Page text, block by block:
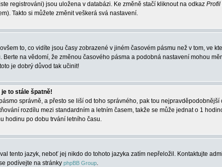
registrováni) jsou uložena v databázi. Ke změně stačí kliknout na odkaz Profil
Takto si můžete změnit veškerá svá nastavení.
to, co vidíte jsou časy zobrazené v jiném časovém pásmu než v tom, ve
Berte na vědomí, že změnou časového pásma a podobná nastavení mohou
je dobrý důvod tak učinit!
to stále špatně!
správně, a přesto se liší od toho správného, pak tou
rozdílu mezi standardním a letním časem, takže se může jednat o 1
hodinu po dobu trvání letního času.
tento jazyk, neboť jej nikdo do tohoto jazyka zatím nepřeložil. Kontaktujte
podívejte na stránky phpBB Group.